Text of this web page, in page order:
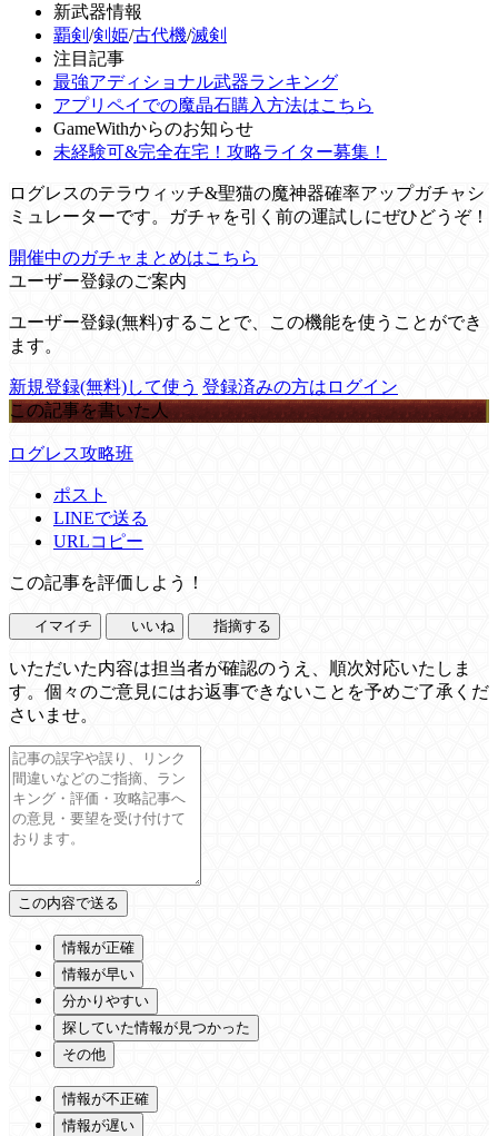
新武器情報
覇剣 /剣姫/古代機/滅剣
注目記事
最強アディショナル武器ランキング
アプリペイでの魔晶石購入方法はこちら
GameWithからのお知らせ
未経験可&完全在宅！攻略ライター募集！
ログレスのテラウィッチ&聖猫の魔神器確率アップガチャシ
ミュレーターです。ガチャを引く前の運試しにぜひどうぞ！
開催中のガチャまとめはこちら
ユーザー登録のご案内
ユーザー登録(無料)することで、この機能を使うことができ
ます。
新規登録(無料)して使う 登録済みの方はログイン
この記事を書いた人
ログレス攻略班
ポスト
LINEで送る
URLコピー
この記事を評価しよう！
イマイチ いいね 指摘する
いただいた内容は担当者が確認のうえ、順次対応いたしま
す。個々のご意見にはお返事できないことを予めご了承くだ
さいませ。
情報が正確
情報が早い
分かりやすい
探していた情報が見つかった
その他
情報が不正確
情報が遅い